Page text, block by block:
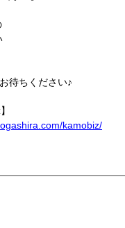
待ちください♪
kamobiz/